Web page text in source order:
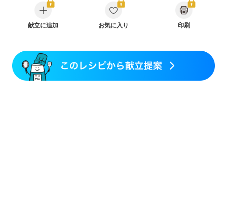
糖尿病性腎症（第１期）
糖尿病性腎症（第２期）
糖尿病性腎症（第３期）
CKD（ステージ１）
CKD（ステージ２）
CKD（ステージ３a）
乳がん治療を終えた方・経過観察中の方など
大腸がん治療を終えた方・経過観察中の方
大腸がん（抗がん剤治療中）
献立に追加 お気に入り 印刷